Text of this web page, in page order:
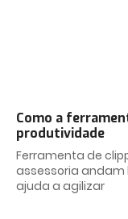
Como a
produtividade
Ferramenta de
assessoria andam
ajuda a agilizar